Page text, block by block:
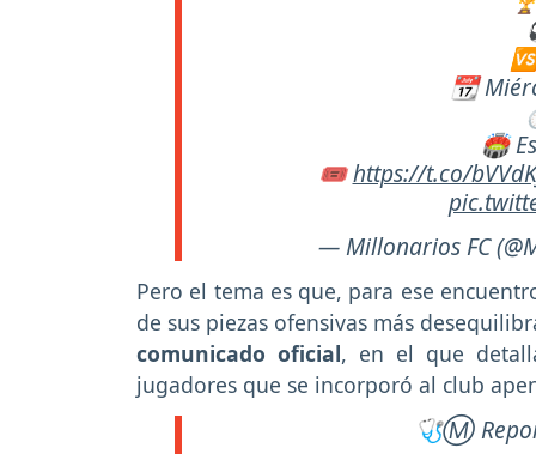
📆
🏟
🎟️https://t.co/
— Millonarios FC
Pero el tema es que, para ese
de sus piezas ofensivas más
comunicado oficial, en el que
jugadores que se incorporó al club
🩺Ⓜ